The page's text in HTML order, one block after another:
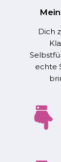
Dich
echte